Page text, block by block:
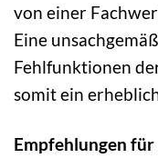
von einer
Eine
Fehlfunktionen
somit ein
Empfehlungen